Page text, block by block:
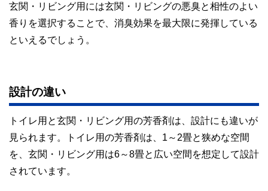
玄関・リビング用には玄関・リビングの悪臭と相性のよい
香りを選択することで、消臭効果を最大限に発揮している
といえるでしょう。
設計の違い
トイレ用と玄関・リビング用の芳香剤は、設計にも違いが
見られます。トイレ用の芳香剤は、1～2畳と狭めな空間
を、玄関・リビング用は6～8畳と広い空間を想定して設計
されています。